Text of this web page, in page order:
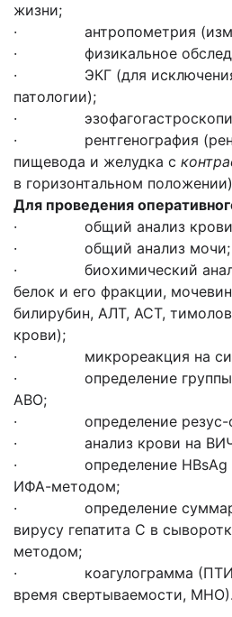
жизни;
· антропометрия
· физикальное
· ЭКГ (для исключения
патологии);
·
· рентгенография
пищевода и желудка с
в горизонтальном
Для проведения
· общий анализ
· общий анализ мочи;
· биохимический
белок и его фракции,
билирубин, АЛТ, АСТ,
крови);
· микрореакция на
· определение группы
АВО;
· определение резус-
· анализ крови на ВИЧ
· определение HBsAg в
ИФА-методом;
· определение
вирусу гепатита C в
методом;
· коагулограмма (ПТИ,
время свертываемости, МНО).